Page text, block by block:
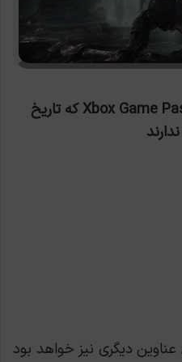
دیگر عناوین روز نخست Xbox Game Pass که تاریخ
دیگری نیز خواهد بود